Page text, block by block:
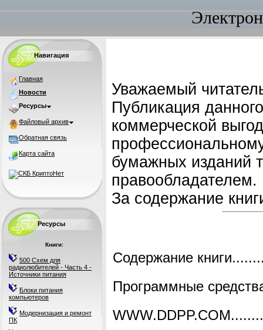
Навигация
Главная
Новости
Ресурсы
Файловый архив
Обратная связь
Карта сайта
Ресурсы
Книги:
500 Схем для
радиолюбителей - Часть 4 -
Источники питания
Блоки питания
компьютеров
Модернизация и ремонт
ПК
Уважаемый
Публикация
коммерческой
бумажных изданий
правообладателем.
За содержание
Содержание книги
Программные
WWW.DDPP.COM